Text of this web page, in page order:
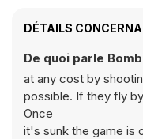
DÉTAILS
De quoi parle
at any cost by
possible. If they fly
Once
it's sunk the game is